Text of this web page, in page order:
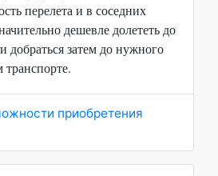
перелета и в соседних
дешевле долететь до
добраться затем до нужного
транспорте.
приобретения